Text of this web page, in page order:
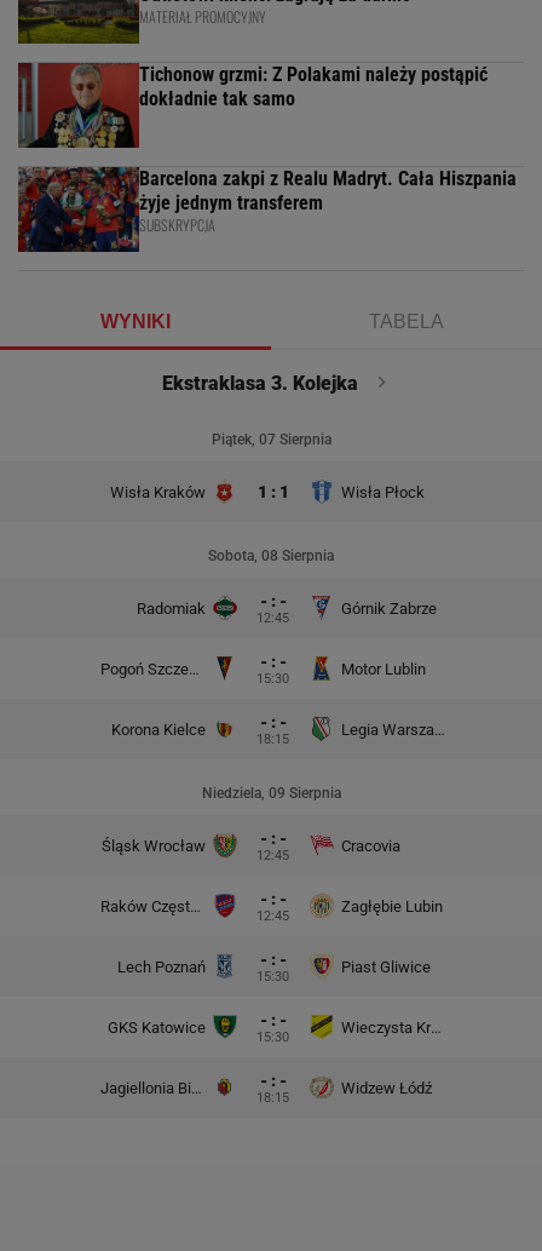
MATERIAŁ PROMOCYJNY
Tichonow grzmi: Z Polakami należy postąpić
dokładnie tak samo
Barcelona zakpi z Realu Madryt. Cała Hiszpania
żyje jednym transferem
SUBSKRYPCJA
WYNIKI TABELA
Ekstraklasa 3. Kolejka
Piątek, 07 Sierpnia
Wisła Kraków 1 : 1 Wisła Płock
Sobota, 08 Sierpnia
Radomiak - : -
12:45
Górnik Zabrze
Pogoń Szczecin - : -
15:30
Motor Lublin
Korona Kielce - : -
18:15
Legia Warszawa
Niedziela, 09 Sierpnia
Śląsk Wrocław - : -
12:45
Cracovia
Raków Częstochowa - : -
12:45
Zagłębie Lubin
Lech Poznań - : -
15:30
Piast Gliwice
GKS Katowice - : -
15:30
Wieczysta Kraków
Jagiellonia Białystok - : -
18:15
Widzew Łódź